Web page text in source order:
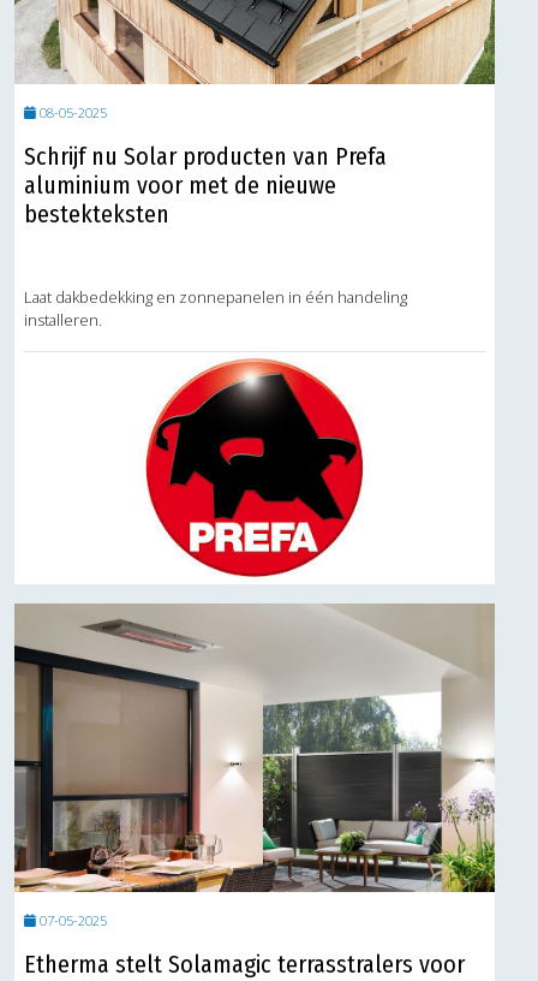
08-05-2025
Schrijf nu Solar producten van Prefa
aluminium voor met de nieuwe
bestekteksten
Laat dakbedekking en zonnepanelen in één handeling
installeren.
07-05-2025
Etherma stelt Solamagic terrasstralers voor